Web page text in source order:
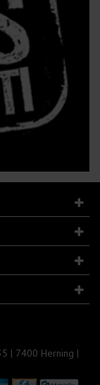
| 7400 Herning |